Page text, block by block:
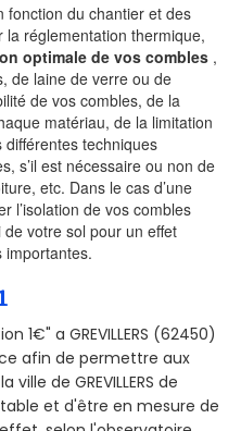
fonction du chantier et des
réglementation thermique,
optimale de vos combles ,
de laine de verre ou de
de vos combles, de la
matériau, de la limitation
différentes techniques
s’il est nécessaire ou non de
etc. Dans le cas d’une
l’isolation de vos combles
votre sol pour un effet
importantes.
1€" a GREVILLERS (62450)
afin de permettre aux
de GREVILLERS de
et d'être en mesure de